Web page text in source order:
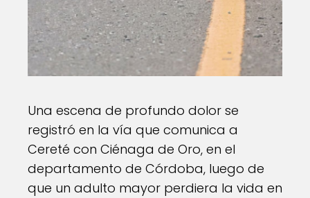
Una escena de profundo dolor se
registró en la vía que comunica a
Cereté con Ciénaga de Oro, en el
departamento de Córdoba, luego de
que un adulto mayor perdiera la vida en